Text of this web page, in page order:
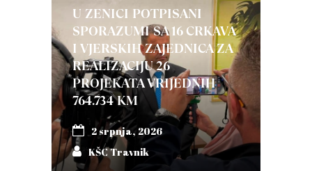
U ZENICI POTPISANI
SPORAZUMI SA 16 CRKAVA
I VJERSKIH ZAJEDNICA ZA
REALIZACIJU 26
PROJEKATA VRIJEDNIH
764.734 KM
2 srpnja, 2026
KŠC Travnik